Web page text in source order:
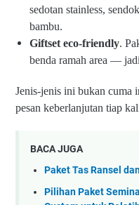
sedotan stainless,
bambu.
Giftset eco-friendly.
benda ramah area —
Jenis-jenis ini bukan cuma
pesan keberlanjutan tiap
BACA JUGA
Paket Tas Ransel
Pilihan Paket